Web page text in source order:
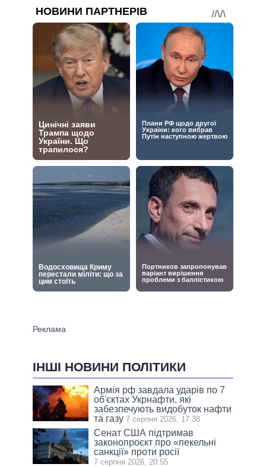
ІНШІ НОВИНИ ПОЛІТИКИ
Армія рф завдала ударів по 7
об'єктах Укрнафти, які
забезпечують видобуток нафти
та газу 7 серпня 2026, 17:38
Сенат США підтримав
законопроєкт про «пекельні
санкції» проти росії
7 серпня 2026, 20:55